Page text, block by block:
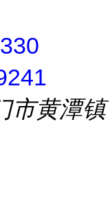
市黄潭镇